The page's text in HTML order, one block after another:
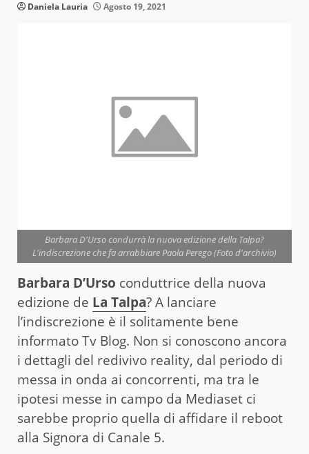
Daniela Lauria Agosto 19, 2021
Barbara D'Urso condurrà la nuova edizione della Talpa?
L'indiscrezione che fa arrabbiare Paola Perego (Foto d'archivio)
Barbara D’Urso conduttrice della nuova
edizione de La Talpa? A lanciare
l’indiscrezione è il solitamente bene
informato Tv Blog. Non si conoscono ancora
i dettagli del redivivo reality, dal periodo di
messa in onda ai concorrenti, ma tra le
ipotesi messe in campo da Mediaset ci
sarebbe proprio quella di affidare il reboot
alla Signora di Canale 5.